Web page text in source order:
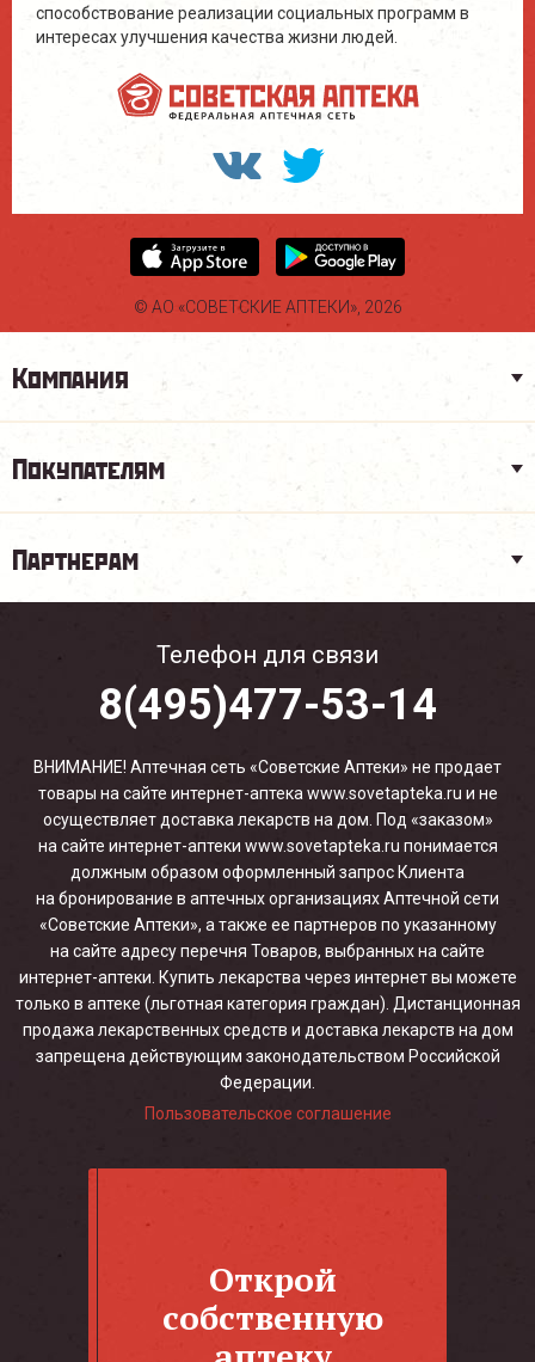
способствование реализации социальных программ в
интересах улучшения качества жизни людей.
© АО «СОВЕТСКИЕ АПТЕКИ», 2026
Компания
Покупателям
Партнерам
Телефон для связи
8(495)477-53-14
ВНИМАНИЕ! Аптечная сеть «Советские Аптеки» не продает
товары на сайте интернет-аптека www.sovetapteka.ru и не
осуществляет доставка лекарств на дом. Под «заказом»
на сайте интернет-аптеки www.sovetapteka.ru понимается
должным образом оформленный запрос Клиента
на бронирование в аптечных организациях Аптечной сети
«Советские Аптеки», а также ее партнеров по указанному
на сайте адресу перечня Товаров, выбранных на сайте
интернет-аптеки. Купить лекарства через интернет вы можете
только в аптеке (льготная категория граждан). Дистанционная
продажа лекарственных средств и доставка лекарств на дом
запрещена действующим законодательством Российской
Федерации.
Пользовательское соглашение
Открой
собственную